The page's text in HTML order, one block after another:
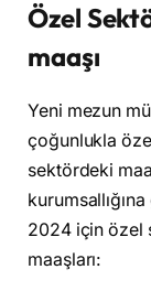
Özel
maaşı
Yeni mezun
çoğunlukla
sektördeki
2024 için özel
maaşları: